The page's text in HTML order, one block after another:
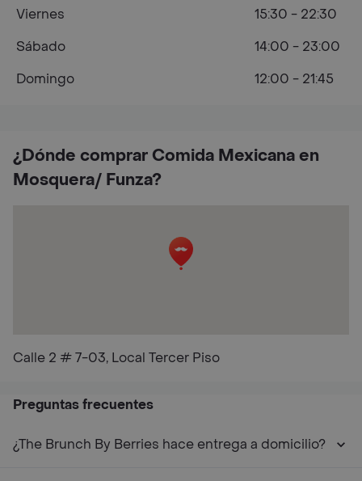
¿Dónde comprar Comida Mexicana en
Mosquera/ Funza?
Calle 2 # 7-03, Local Tercer Piso
Viernes
15:30 - 22:30
Sábado
14:00 - 23:00
Domingo
12:00 - 21:45
Preguntas frecuentes
¿The Brunch By Berries hace entrega a domicilio?